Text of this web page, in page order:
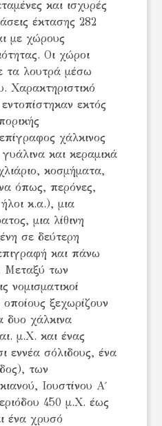
και ισχυρές
έκτασης 282
με χώρους
Οι χώροι
τα λουτρά μέσω
Χαρακτηριστικό
εκτός
χάλκινος
και κεραμικά
κοσμήματα,
όπως, περόνες,
κ.α.), μια
μια λίθινη
σε δεύτερη
και πάνω
Μεταξύ των
νομισματικοί
ξεχωρίζουν
δυο χάλκινα
μ.Χ. και ένας
εννέα σόλιδους, ένα
των
Ιουστίνου Α
450 μ.Χ. έως
ένα χρυσό